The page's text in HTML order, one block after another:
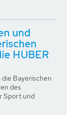
und
HUBER
Bayerischen
des
Sport und